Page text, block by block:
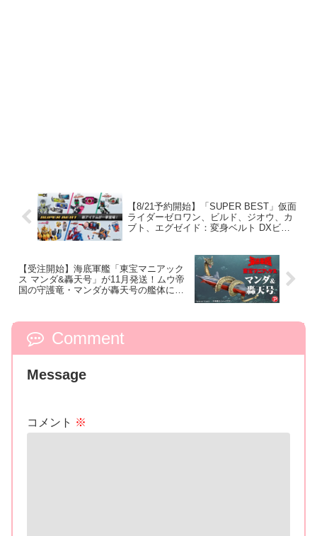
【8/21予約開始】「SUPER BEST」仮面
ライダーゼロワン、ビルド、ジオウ、カ
ブト、エグゼイド：変身ベルト DXビル
【受注開始】海底軍艦「東宝マニアック
ス マンダ&轟天号」が11月発送！ムウ帝
国の守護竜・マンダが轟天号の艦体に力
Comment
Message
コメント ※